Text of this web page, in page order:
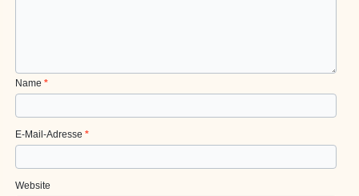
Name*
E-Mail-Adresse*
Website